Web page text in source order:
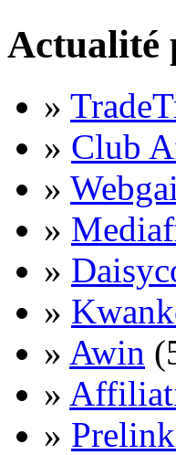
Actualité
»
» Club
»
»
»
»
» Awin
»
»